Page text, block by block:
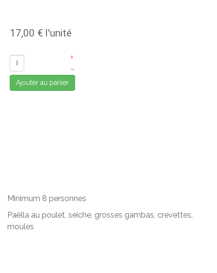
17,00 € l'unité
+
–
Ajouter au panier
Minimum 8 personnes
Paëlla au poulet, seiche, grosses gambas, crevettes,
moules